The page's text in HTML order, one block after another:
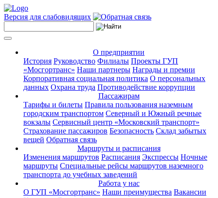
Версия для слабовидящих
О предприятии
История Руководство Филиалы Проекты ГУП
«Мосгортранс» Наши партнеры Награды и премии
Корпоративная социальная политика О персональных
данных Охрана труда Противодействие коррупции
Пассажирам
Тарифы и билеты Правила пользования наземным
городским транспортом Северный и Южный речные
вокзалы Сервисный центр «Московский транспорт»
Страхование пассажиров Безопасность Склад забытых
вещей Обратная связь
Маршруты и расписания
Изменения маршрутов Расписания Экспрессы Ночные
маршруты Специальные рейсы маршрутов наземного
транспорта до учебных заведений
Работа у нас
О ГУП «Мосгортранс» Наши преимущества Вакансии